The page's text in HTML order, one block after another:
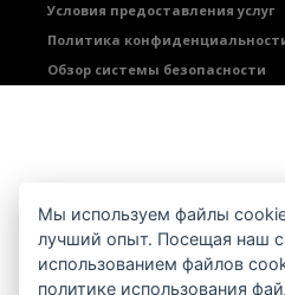
Условия предоставления услуг
Политика
Обзор системы безопасности
Мы используем файлы
лучший опыт. Посещая наш
использованием файлов
политике использования